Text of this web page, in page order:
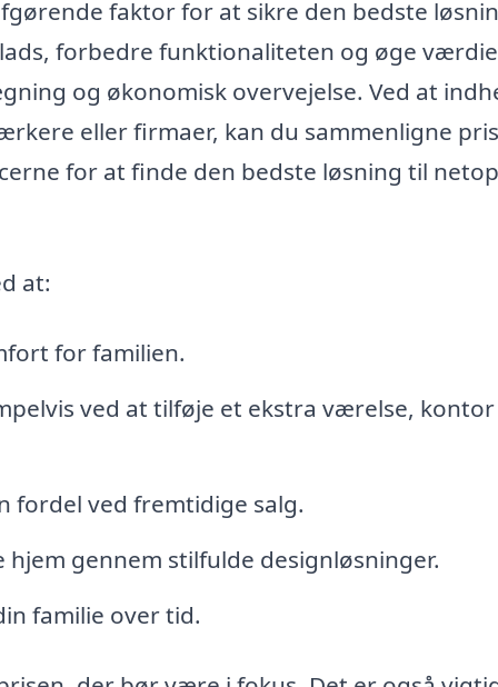
faktor for at sikre den bedste
forbedre funktionaliteten og øge
og økonomisk overvejelse. Ved at
eller firmaer, kan du sammenligne
for at finde den bedste løsning til
at:
for familien.
ved at tilføje et ekstra værelse,
ved fremtidige salg.
gennem stilfulde designløsninger.
familie over tid.